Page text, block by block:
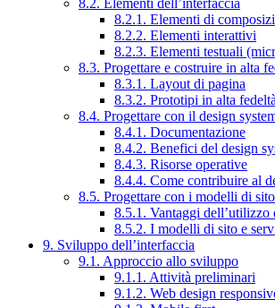
8.2.1. Elementi di
8.2.2. Elementi interattivi
8.2.3. Elementi testuali
8.3. Progettare e costruire in alta
8.3.1. Layout di pagina
8.3.2. Prototipi in alta fedeltà
8.4. Progettare con il design
8.4.1. Documentazione
8.4.2. Benefici del design
8.4.3. Risorse operative
8.4.4. Come contribuire al
8.5. Progettare con i modelli di
8.5.1. Vantaggi dell’utilizzo
8.5.2. I modelli di sito e
9. Sviluppo dell’interfaccia
9.1. Approccio allo sviluppo
9.1.1. Attività preliminari
9.1.2. Web design